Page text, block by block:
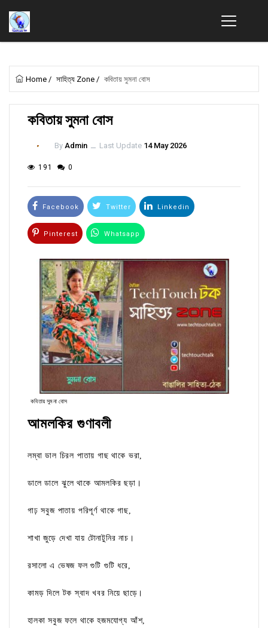
Home / সাহিত্য Zone / কবিতায় সুমনা বোস
কবিতায় সুমনা বোস
By Admin ــ Last Update 14 May 2026
191 0
Facebook Twitter Linkedin
Pinterest Whatsapp
কবিতায় সুমনা বোস
আমলকির গুণাবলী
লম্বা ডাল চিরল পাতায় গাছ থাকে ভরা,
ডালে ডালে ঝুলে থাকে আমলকির ছড়া।
গাঢ় সবুজ পাতায় পরিপূর্ণ থাকে গাছ,
শাখা জুড়ে দেখা যায় টোনাটুনির নাচ।
রসালো এ ভেষজ ফল গুটি গুটি ধরে,
কামড় দিলে টক স্বাদ খবর নিয়ে ছাড়ে।
হালকা সবুজ ফলে থাকে হজমযোগ্য আঁশ,